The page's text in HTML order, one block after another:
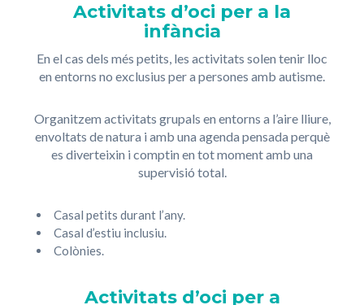
Activitats d’oci per a la
infància
En el cas dels més petits, les activitats solen tenir lloc
en entorns no exclusius per a persones amb autisme.
Organitzem activitats grupals en entorns a l’aire lliure,
envoltats de natura i amb una agenda pensada perquè
es diverteixin i comptin en tot moment amb una
supervisió total.
Casal petits durant l’any.
Casal d’estiu inclusiu.
Colònies.
Activitats d’oci per a